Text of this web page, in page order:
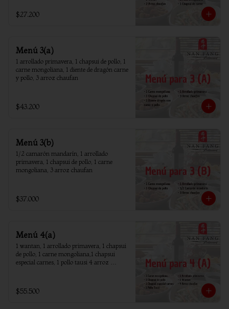
$27.200
Menú 3(a)
1 arrollado primavera, 1 chapsui de pollo, 1
carne mongoliana, 1 diente de dragón carne
y pollo, 3 arroz chaufan
$43.200
Menú 3(b)
1/2 camarón mandarín, 1 arrollado
primavera, 1 chapsui de pollo, 1 carne
mongoliana, 3 arroz chaufan
$37.000
Menú 4(a)
1 wantan, 1 arrollado primavera, 1 chapsui
de pollo, 1 carne mongoliana,1 chapsui
especial carnes, 1 pollo tausi 4 arroz
$55.500